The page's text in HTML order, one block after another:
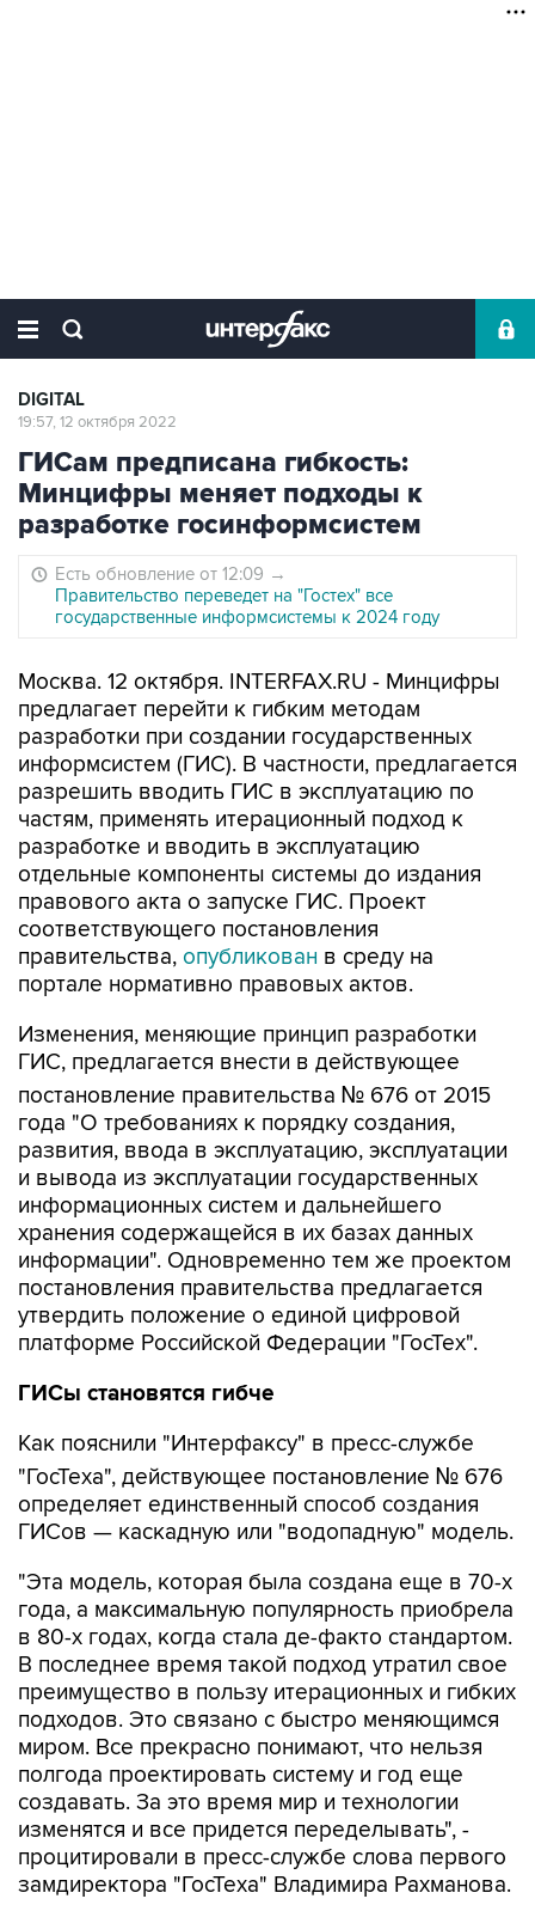
DIGITAL
19:57, 12 октября 2022
ГИСам предписана гибкость:
Минцифры меняет подходы к
разработке госинформсистем
Есть обновление от 12:09 →
Правительство переведет на "Гостех" все
государственные информсистемы к 2024 году
Москва. 12 октября. INTERFAX.RU - Минцифры
предлагает перейти к гибким методам
разработки при создании государственных
информсистем (ГИС). В частности, предлагается
разрешить вводить ГИС в эксплуатацию по
частям, применять итерационный подход к
разработке и вводить в эксплуатацию
отдельные компоненты системы до издания
правового акта о запуске ГИС. Проект
соответствующего постановления
правительства, опубликован в среду на
портале нормативно правовых актов.
Изменения, меняющие принцип разработки
ГИС, предлагается внести в действующее
постановление правительства № 676 от 2015
года "О требованиях к порядку создания,
развития, ввода в эксплуатацию, эксплуатации
и вывода из эксплуатации государственных
информационных систем и дальнейшего
хранения содержащейся в их базах данных
информации". Одновременно тем же проектом
постановления правительства предлагается
утвердить положение о единой цифровой
платформе Российской Федерации "ГосТех".
ГИСы становятся гибче
Как пояснили "Интерфаксу" в пресс-службе
"ГосТеха", действующее постановление № 676
определяет единственный способ создания
ГИСов — каскадную или "водопадную" модель.
"Эта модель, которая была создана еще в 70-х
года, а максимальную популярность приобрела
в 80-х годах, когда стала де-факто стандартом.
В последнее время такой подход утратил свое
преимущество в пользу итерационных и гибких
подходов. Это связано с быстро меняющимся
миром. Все прекрасно понимают, что нельзя
полгода проектировать систему и год еще
создавать. За это время мир и технологии
изменятся и все придется переделывать", -
процитировали в пресс-службе слова первого
замдиректора "ГосТеха" Владимира Рахманова.